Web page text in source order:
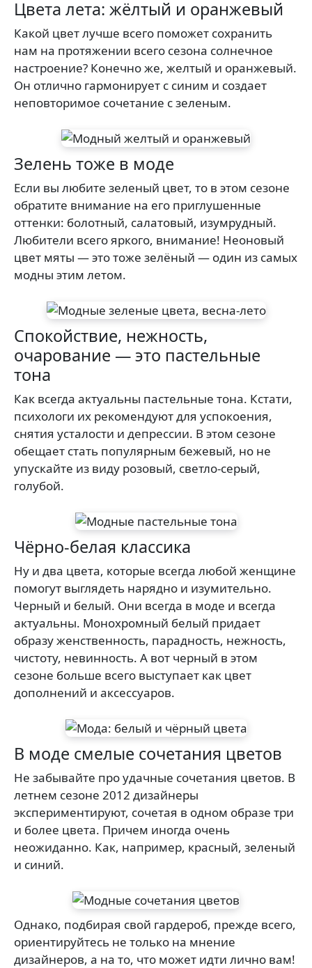
Цвета лета: жёлтый и оранжевый
Какой цвет лучше всего поможет сохранить
нам на протяжении всего сезона солнечное
настроение? Конечно же, желтый и оранжевый.
Он отлично гармонирует с синим и создает
неповторимое сочетание с зеленым.
Зелень тоже в моде
Если вы любите зеленый цвет, то в этом сезоне
обратите внимание на его приглушенные
оттенки: болотный, салатовый, изумрудный.
Любители всего яркого, внимание! Неоновый
цвет мяты — это тоже зелёный — один из самых
модны этим летом.
Спокойствие, нежность,
очарование — это пастельные
тона
Как всегда актуальны пастельные тона. Кстати,
психологи их рекомендуют для успокоения,
снятия усталости и депрессии. В этом сезоне
обещает стать популярным бежевый, но не
упускайте из виду розовый, светло-серый,
голубой.
Чёрно-белая классика
Ну и два цвета, которые всегда любой женщине
помогут выглядеть нарядно и изумительно.
Черный и белый. Они всегда в моде и всегда
актуальны. Монохромный белый придает
образу женственность, парадность, нежность,
чистоту, невинность. А вот черный в этом
сезоне больше всего выступает как цвет
дополнений и аксессуаров.
В моде смелые сочетания цветов
Не забывайте про удачные сочетания цветов. В
летнем сезоне 2012 дизайнеры
экспериментируют, сочетая в одном образе три
и более цвета. Причем иногда очень
неожиданно. Как, например, красный, зеленый
и синий.
Однако, подбирая свой гардероб, прежде всего,
ориентируйтесь не только на мнение
дизайнеров, а на то, что может идти лично вам!